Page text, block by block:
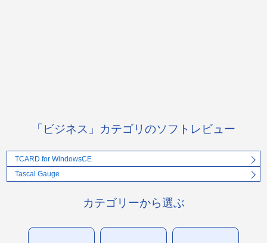
「ビジネス」カテゴリのソフトレビュー
TCARD for WindowsCE
Tascal Gauge
カテゴリーから選ぶ